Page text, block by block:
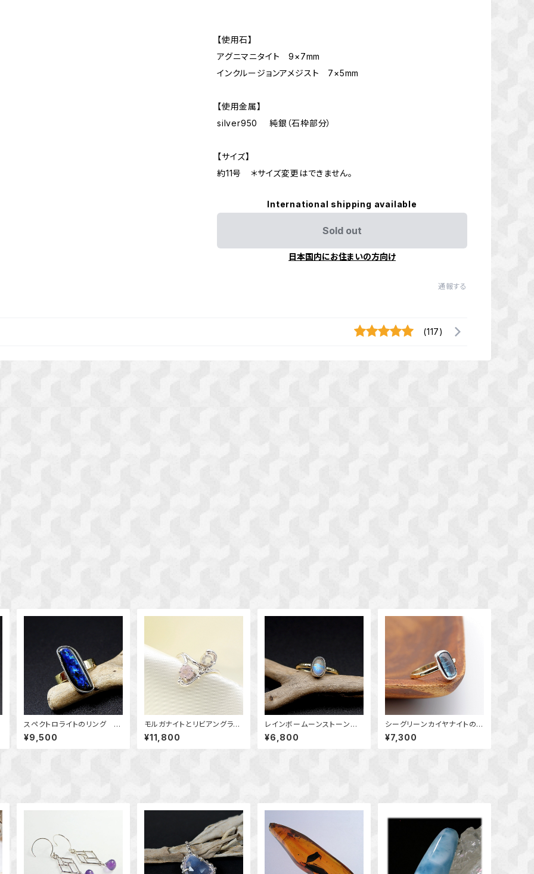
【使用石】
アグニマニタイト 9×7mm
インクルージョンアメジスト 7×5mm
【使用金属】
silver950 純銀（石枠部分）
【サイズ】
約11号 ＊サイズ変更はできません。
International shipping available
Sold out
日本国内にお住まいの方向け
通報する
(117)
スペクトロライトのリング 11
号 ～真鍮と銀の指輪～ 天
然石アクセサリー 一点物
macari
¥9,500
モルガナイトとリビアングラス
のデザインリング 11号 ～
朝露の雫～ 天然石アクセサ
リー 指輪 一点物アクセサ
¥11,800
レインボームーンストーンの
リング 11.5号 ～真鍮と銀
の指輪～ 天然石アクセサリ
ー 一点物
¥6,800
シーグリーンカイヤナイトのリ
ング 11.5号 ～真鍮と銀の
指輪～ 天然石アクセサリ
ー 一点物
¥7,300